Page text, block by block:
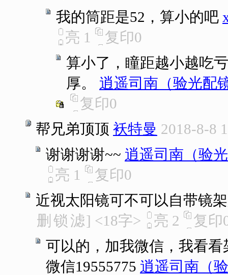
我的筒距是52，算小的吧
亮 1 复印0
算小了，瞳距越小越吃
厚。
逍遥司南（验光配
复印0
帮兄弟顶顶 袄特曼 2018-8-8
谢谢谢谢~~ 逍遥司南（验
亮 1 复印0
近视太阳镜可不可以自带镜
删 锁 滤] <18字> 亮 2 复印
可以的，加我微信，我看
微信19555775 逍遥司南（